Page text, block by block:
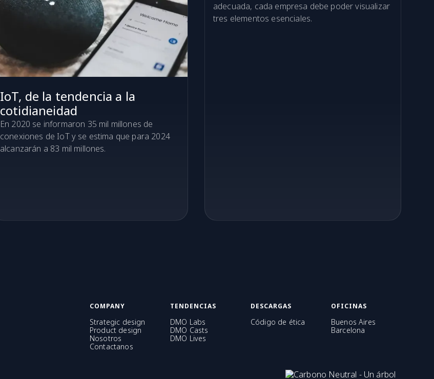
IoT, de la tendencia a la
cotidianeidad
En 2020 se informaron 35 mil millones de
conexiones de IoT y se estima que para 2024
alcanzarán a 83 mil millones.
adecuada, cada empresa debe poder visualizar
tres elementos esenciales.
COMPANY
Strategic design
Product design
Nosotros
Contactanos
TENDENCIAS
DMO Labs
DMO Casts
DMO Lives
DESCARGAS
Código de ética
OFICINAS
Buenos Aires
Barcelona